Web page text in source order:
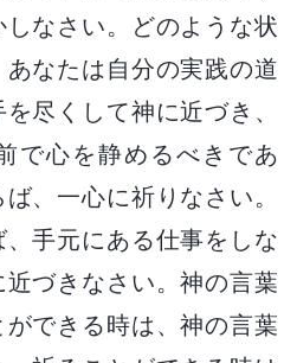
なさい。どのような状
なたは自分の実践の道
尽くして神に近づき、
で心を静めるべきであ
、一心に祈りなさい。
手元にある仕事をしな
づきなさい。神の言葉
できる時は、神の言葉